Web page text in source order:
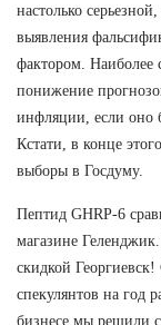
настолько
выявления
фактором. Наиболее
понижение
инфляции, если оно
Кстати, в конце
выборы в Госдуму.
Пептид GHRP-6
магазине
скидкой Георгиевск!
спекулянтов на год
бизнесе мы решили